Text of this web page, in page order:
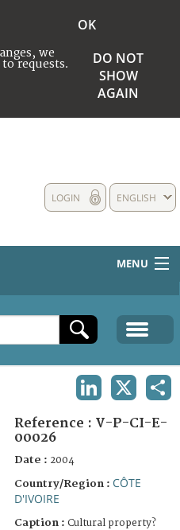
we
requests.
OK
DO NOT
SHOW
AGAIN
ENGLISH
LOGIN
MENU
Reference : V-P-CI-E-
00026
Date : 2004
Country/Region : CÔTE
D'IVOIRE
Caption : Cultural property?